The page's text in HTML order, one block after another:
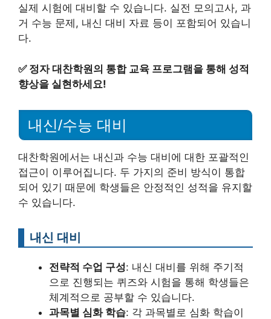
실제 시험에 대비할 수 있습니다. 실전 모의고사, 과
거 수능 문제, 내신 대비 자료 등이 포함되어 있습니
다.
✅ 정자 대찬학원의 통합 교육 프로그램을 통해 성적
향상을 실현하세요!
내신/수능 대비
대찬학원에서는 내신과 수능 대비에 대한 포괄적인
접근이 이루어집니다. 두 가지의 준비 방식이 통합
되어 있기 때문에 학생들은 안정적인 성적을 유지할
수 있습니다.
내신 대비
전략적 수업 구성: 내신 대비를 위해 주기적
으로 진행되는 퀴즈와 시험을 통해 학생들은
체계적으로 공부할 수 있습니다.
과목별 심화 학습: 각 과목별로 심화 학습이